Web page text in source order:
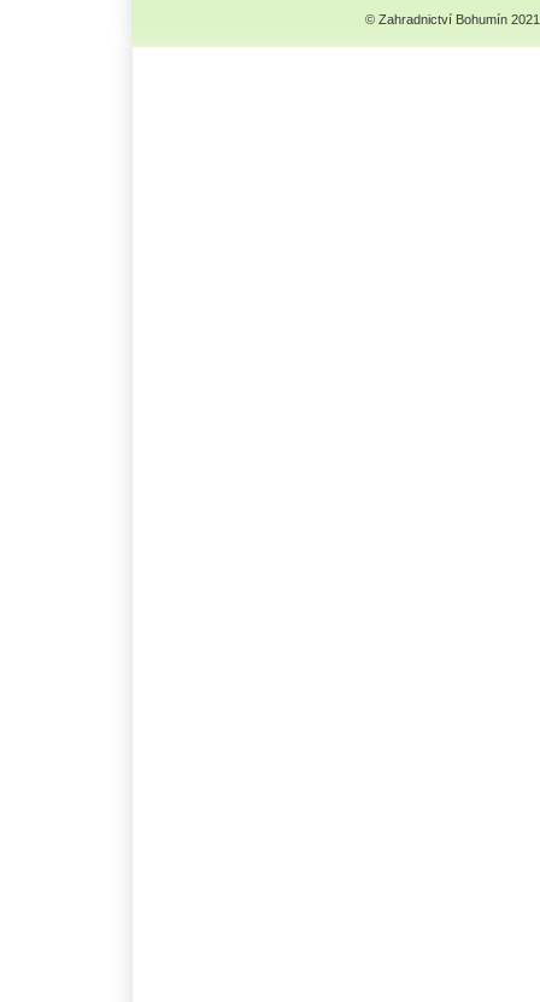
© Zahradnictví Bohumín